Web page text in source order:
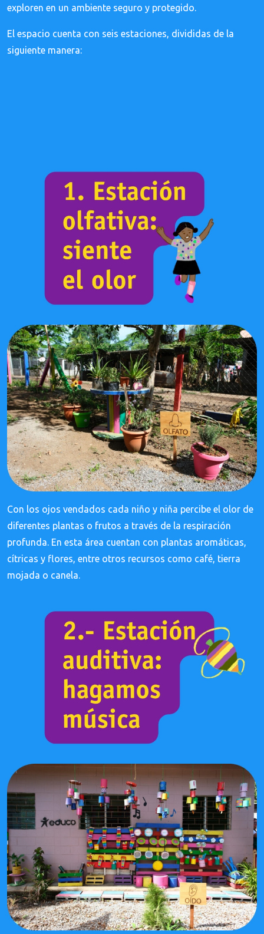
exploren en un ambiente seguro y protegido.
El espacio cuenta con seis estaciones, divididas de la
siguiente manera:
Con los ojos vendados cada niño y niña percibe el olor de
diferentes plantas o frutos a través de la respiración
profunda. En esta área cuentan con plantas aromáticas,
cítricas y flores, entre otros recursos como café, tierra
mojada o canela.